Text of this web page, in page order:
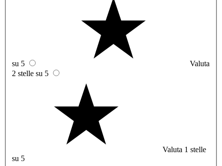
su 5
Valuta
2 stelle su 5
Valuta 1 stelle
su 5